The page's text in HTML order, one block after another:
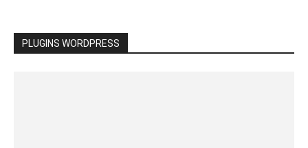
PLUGINS WORDPRESS